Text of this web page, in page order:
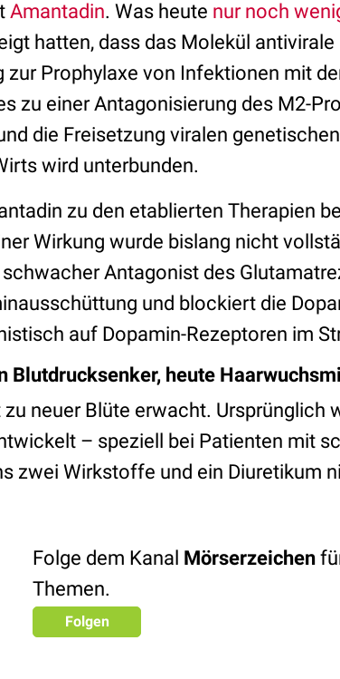
Amantadin. Was heute nur noch
hatten, dass das Molekül
zur Prophylaxe von Infektionen mit
zu einer Antagonisierung des M2-
die Freisetzung viralen
wird unterbunden.
zu den etablierten Therapien
Wirkung wurde bislang nicht
Antagonist des
und blockiert die
auf Dopamin-Rezeptoren im
Blutdrucksenker, heute
zu neuer Blüte erwacht. Ursprünglich
– speziell bei Patienten mit
zwei Wirkstoffe und ein Diuretikum
Folge dem Kanal Mörserzeichen
Themen.
Folgen